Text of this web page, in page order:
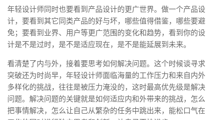
年轻设计师同时也要看到产品设计的更广世界。做一个产品设
计，要看到其它同类产品的好与坏，哪些值得借鉴，哪些要避
免；要看到业界、用户等更广范围的变化和趋势，看到你的设
计是不是过时，是不是适应现在，是不是能延展到未来。
看清楚了内与外，接着要思考如何解决问题。 这个时候谈寻求
突破还为时尚早，年轻设计师面临海量的工作压力和来自内外
多样化的挑战，往往是被压力淹没的，这时最高优先级是解决
问题。解决问题的关键就是如何适应内和外带来的挑战，怎么
把事情解决，怎么让自己从繁杂的任务中跳出来，能松口气在